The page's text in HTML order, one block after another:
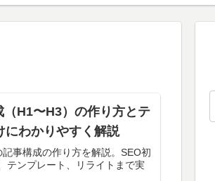
H1〜H3）の作り方とテ
にわかりやすく解説
事構成の作り方を解説。SEO初
テンプレート、リライトまで実